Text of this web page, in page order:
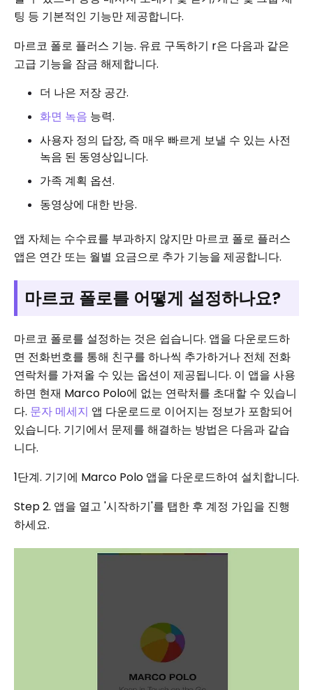
팅 등 기본적인 기능만 제공합니다.
마르코 폴로 플러스 기능. 유료 구독하기 r은 다음과 같은
고급 기능을 잠금 해제합니다.
더 나은 저장 공간.
화면 녹음 능력.
사용자 정의 답장, 즉 매우 빠르게 보낼 수 있는 사전
녹음 된 동영상입니다.
가족 계획 옵션.
동영상에 대한 반응.
앱 자체는 수수료를 부과하지 않지만 마르코 폴로 플러스
앱은 연간 또는 월별 요금으로 추가 기능을 제공합니다.
마르코 폴로를 어떻게 설정하나요?
마르코 폴로를 설정하는 것은 쉽습니다. 앱을 다운로드하
면 전화번호를 통해 친구를 하나씩 추가하거나 전체 전화
연락처를 가져올 수 있는 옵션이 제공됩니다. 이 앱을 사용
하면 현재 Marco Polo에 없는 연락처를 초대할 수 있습니
다. 문자 메세지 앱 다운로드로 이어지는 정보가 포함되어
있습니다. 기기에서 문제를 해결하는 방법은 다음과 같습
니다.
1단계. 기기에 Marco Polo 앱을 다운로드하여 설치합니다.
Step 2. 앱을 열고 '시작하기'를 탭한 후 계정 가입을 진행
하세요.